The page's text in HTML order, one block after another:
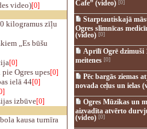
video)[0]
kilogramus zīļu
„Es būšu
[0]
Ogres upes[0]
ielā 44[0]
izbūve[0]
kausa turnīra
Cafe” (video)[0]
Starptautiskajā
Ogres slimnīcas
(video)[0]
Aprīlī Ogrē dzimuši
meitenes [0]
Pēc bargās ziemas
novada ceļus un ielas
Ogres Mūzikas un
aizvadīta atvērto
(video)[0]